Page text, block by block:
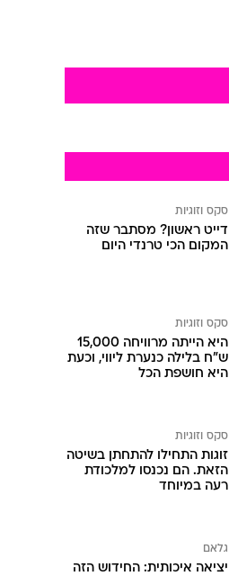
סקס וזוגיות
דייט ראשון? מסתבר שזה
המקום הכי טרנדי היום
סקס וזוגיות
היא הייתה מרוויחה 15,000
ש"ח בלילה כנערת ליווי, וכעת
היא חושפת הכל
סקס וזוגיות
זוגות התחילו להתחתן בשיטה
הזאת. הם נכנסו למלכודת
רעה במיוחד
גלאם
יציאה איכותית: החידוש הזה